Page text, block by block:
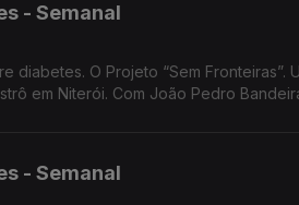
- Semanal
diabetes. O Projeto “Sem Fronteiras”.
em Niterói. Com João Pedro
- Semanal